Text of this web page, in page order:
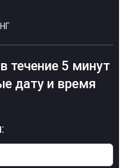
течение 5 минут
дату и время